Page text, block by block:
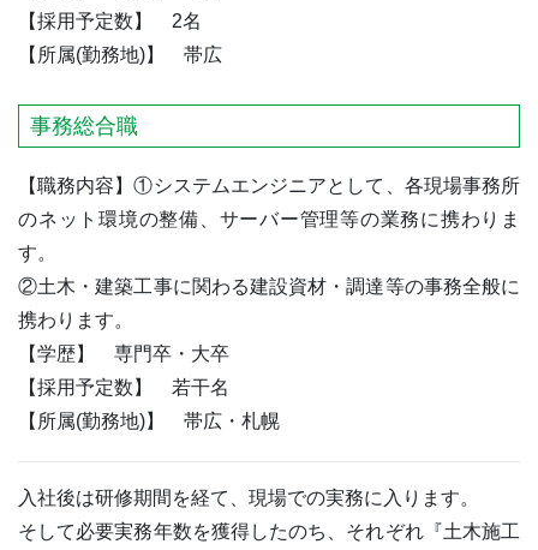
【採用予定数】 2名
【所属(勤務地)】 帯広
事務総合職
【職務内容】①システムエンジニアとして、各現場事務所
のネット環境の整備、サーバー管理等の業務に携わりま
す。
②土木・建築工事に関わる建設資材・調達等の事務全般に
携わります。
【学歴】 専門卒・大卒
【採用予定数】 若干名
【所属(勤務地)】 帯広・札幌
入社後は研修期間を経て、現場での実務に入ります。
そして必要実務年数を獲得したのち、それぞれ『土木施工